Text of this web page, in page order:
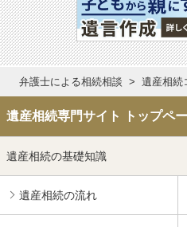
弁護士による相続相談 遺産相続
遺産相続専門サイト トップペ
遺産相続の基礎知識
遺産相続の流れ